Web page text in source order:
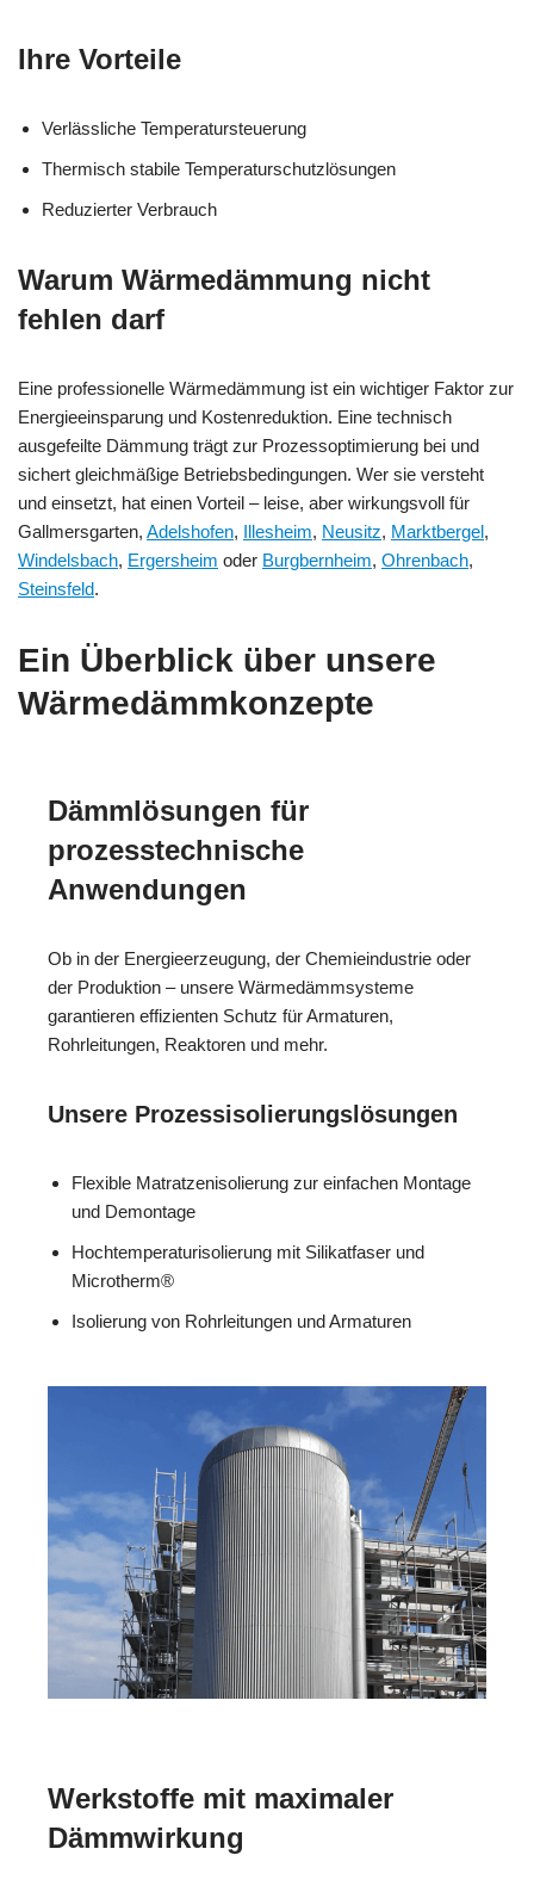
Ihre Vorteile
Verlässliche Temperatursteuerung
Thermisch stabile Temperaturschutzlösungen
Reduzierter Verbrauch
Warum Wärmedämmung nicht
fehlen darf
Eine professionelle Wärmedämmung ist ein wichtiger Faktor zur
Energieeinsparung und Kostenreduktion. Eine technisch
ausgefeilte Dämmung trägt zur Prozessoptimierung bei und
sichert gleichmäßige Betriebsbedingungen. Wer sie versteht
und einsetzt, hat einen Vorteil – leise, aber wirkungsvoll für
Gallmersgarten, Adelshofen, Illesheim, Neusitz, Marktbergel,
Windelsbach, Ergersheim oder Burgbernheim, Ohrenbach,
Steinsfeld.
Ein Überblick über unsere
Wärmedämmkonzepte
Dämmlösungen für
prozesstechnische
Anwendungen
Ob in der Energieerzeugung, der Chemieindustrie oder
der Produktion – unsere Wärmedämmsysteme
garantieren effizienten Schutz für Armaturen,
Rohrleitungen, Reaktoren und mehr.
Unsere Prozessisolierungslösungen
Flexible Matratzenisolierung zur einfachen Montage
und Demontage
Hochtemperaturisolierung mit Silikatfaser und
Microtherm®
Isolierung von Rohrleitungen und Armaturen
Werkstoffe mit maximaler
Dämmwirkung